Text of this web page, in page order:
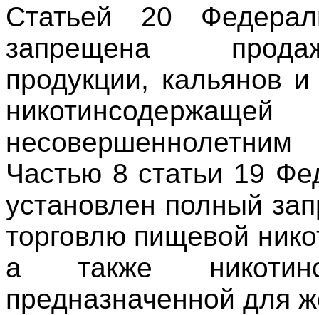
Статьей 20
запрещена
продукции, кальянов
Частью 8 статьи 19
установлен полный
торговлю пищевой
а также
предназначенной для